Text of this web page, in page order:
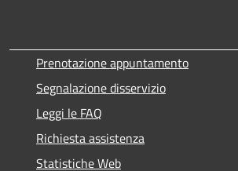
Prenotazione appuntamento
Segnalazione disservizio
Leggi le FAQ
Richiesta assistenza
Statistiche Web